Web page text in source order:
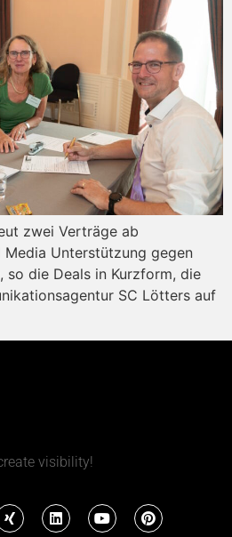
zwei Verträge ab
Media Unterstützung gegen
so die Deals in Kurzform, die
SC Lötters auf
visibility!